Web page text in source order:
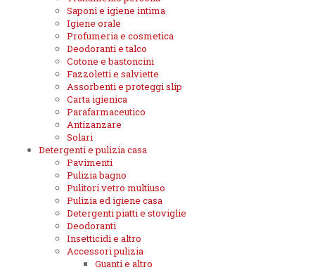
Saponi e igiene intima
Igiene orale
Profumeria e cosmetica
Deodoranti e talco
Cotone e bastoncini
Fazzoletti e salviette
Assorbenti e proteggi slip
Carta igienica
Parafarmaceutico
Antizanzare
Solari
Detergenti e pulizia casa
Pavimenti
Pulizia bagno
Pulitori vetro multiuso
Pulizia ed igiene casa
Detergenti piatti e stoviglie
Deodoranti
Insetticidi e altro
Accessori pulizia
Guanti e altro